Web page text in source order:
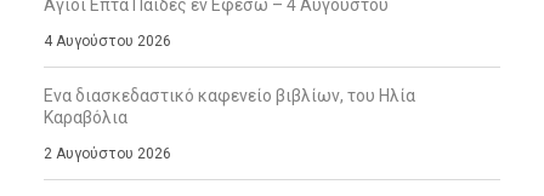
Άγιοι Επτά Παίδες εν Εφέσω – 4 Αυγούστου
4 Αυγούστου 2026
Ενα διασκεδαστικό καφενείο βιβλίων, του Ηλία
Καραβόλια
2 Αυγούστου 2026